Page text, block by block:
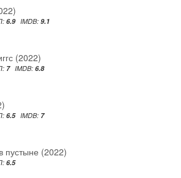
6.9 IMDB: 9.1
(2022)
7 IMDB: 6.8
6.5 IMDB: 7
пустыне (2022)
6.5